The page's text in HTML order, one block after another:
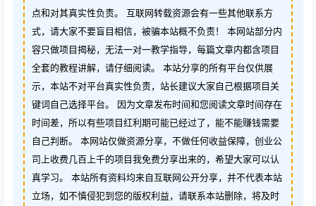
点和对其真实性负责。 互联网转载资源会有一些其他联系方
式，请大家不要盲目相信，被骗本站概不负责！ 本网站部分内
容只做项目揭秘，无法一对一教学指导，每篇文章内都含项目
全套的教程讲解，请仔细阅读。 本站分享的所有平台仅供展
示，本站不对平台真实性负责，站长建议大家自己根据项目关
键词自己选择平台。 因为文章发布时间和您阅读文章时间存在
时间差，所以有些项目红利期可能已经过了，能不能赚钱需要
自己判断。 本网站仅做资源分享，不做任何收益保障，创业公
司上收费几百上千的项目我免费分享出来的，希望大家可以认
真学习。 本站所有资料均来自互联网公开分享，并不代表本站
立场，如不慎侵犯到您的版权利益，请联系本站删除，将及时